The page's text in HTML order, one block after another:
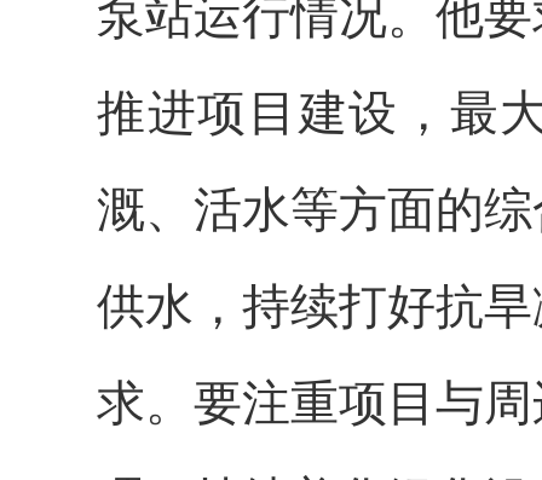
泵站运行情况。他
推进项目建设，最
溉、活水等方面的
供水，持续打好抗
求。要注重项目与